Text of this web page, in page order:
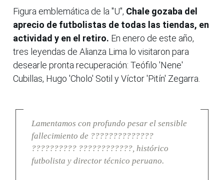
Figura emblemática de la "U", Chale gozaba del
aprecio de futbolistas de todas las tiendas, en
actividad y en el retiro. En enero de este año,
tres leyendas de Alianza Lima lo visitaron para
desearle pronta recuperación: Teófilo 'Nene'
Cubillas, Hugo 'Cholo' Sotil y Víctor 'Pitín' Zegarra.
Lamentamos con profundo pesar el sensible
fallecimiento de ??????????????
?????????? ????????????, histórico
futbolista y director técnico peruano.